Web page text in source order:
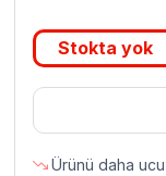
Stokta yok
Ürünü daha